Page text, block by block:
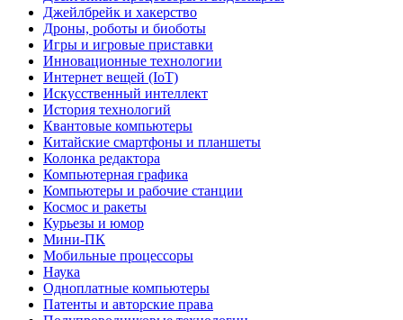
Джейлбрейк и хакерство
Дроны, роботы и биоботы
Игры и игровые приставки
Инновационные технологии
Интернет вещей (IoT)
Искусственный интеллект
История технологий
Квантовые компьютеры
Китайские смартфоны и планшеты
Колонка редактора
Компьютерная графика
Компьютеры и рабочие станции
Космос и ракеты
Курьезы и юмор
Мини-ПК
Мобильные процессоры
Наука
Одноплатные компьютеры
Патенты и авторские права